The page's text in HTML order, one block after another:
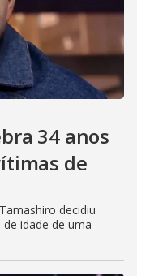
34 anos
de
decidiu
idade de uma